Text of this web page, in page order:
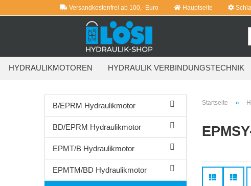
Versandkostenfrei ab 100,- Euro Hauptseite
HYDRAULIKMOTOREN HYDRAULIK VERBINDUNGSTECHNIK
Startseite »
B/EPRM Hydraulikmotor
BD/EPRM Hydraulikmotor
EPMT/B Hydraulikmotor
EPMTM/BD Hydraulikmotor